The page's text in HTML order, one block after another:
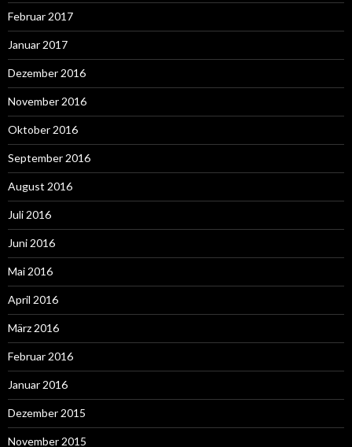
Februar 2017
Januar 2017
Dezember 2016
November 2016
Oktober 2016
September 2016
August 2016
Juli 2016
Juni 2016
Mai 2016
April 2016
März 2016
Februar 2016
Januar 2016
Dezember 2015
November 2015